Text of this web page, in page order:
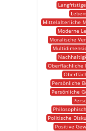
Mittelalterliche
Moderne
Moralische
Oberflächliche
Persönliche
Persönliche
Politische
Positive